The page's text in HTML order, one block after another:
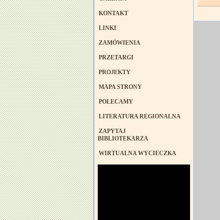
KONTAKT
LINKI
ZAMÓWIENIA
PRZETARGI
PROJEKTY
MAPA STRONY
POLECAMY
LITERATURA REGIONALNA
ZAPYTAJ
BIBLIOTEKARZA
WIRTUALNA WYCIECZKA